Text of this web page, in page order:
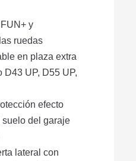
y
ruedas
en plaza extra
D43 UP, D55 UP,
efecto
suelo del garaje
lateral con